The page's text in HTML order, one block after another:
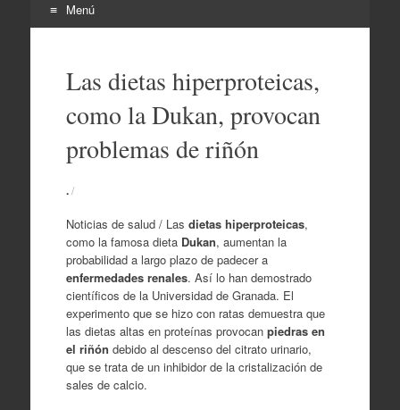
Menú
contenidoLas dietas hiperproteicas,
como la Dukan, provocan
problemas de riñón
./
Noticias de salud / Las dietas hiperproteicas,
como la famosa dieta Dukan, aumentan la
probabilidad a largo plazo de padecer a
enfermedades renales. Así lo han demostrado
científicos de la Universidad de Granada. El
experimento que se hizo con ratas demuestra que
las dietas altas en proteínas provocan piedras en
el riñón debido al descenso del citrato urinario,
que se trata de un inhibidor de la cristalización de
sales de calcio.